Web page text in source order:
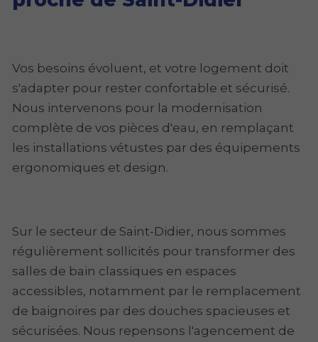
Vos besoins évoluent, et votre logement doit
s'adapter pour rester confortable et sécurisé.
Nous intervenons pour la modernisation
complète de vos pièces d'eau, en remplaçant
les installations vétustes par des équipements
ergonomiques et design.
Sur le secteur de Saint-Didier, nous sommes
régulièrement sollicités pour transformer des
salles de bain classiques en espaces
accessibles, notamment par le remplacement
de baignoires par des douches spacieuses et
sécurisées. Nous repensons l'agencement de